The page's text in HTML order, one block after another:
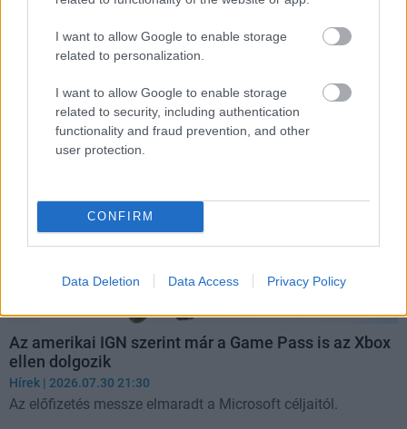
I want to allow Google to enable storage
related to personalization.
I want to allow Google to enable storage
related to security, including authentication
functionality and fraud prevention, and other
user protection.
CONFIRM
Data Deletion Data Access Privacy Policy
Újabb sötét fantasy akció-RPG került az Xbox Game
| 2026.07.31 07:05
A Mistfall Hunter a hónap kilencedik első napos újdonsága.
Az amerikai IGN szerint már a Game Pass is az Xbox
ellen dolgozik
Hírek | 2026.07.30 21:30
Az előfizetés messze elmaradt a Microsoft céljaitól.